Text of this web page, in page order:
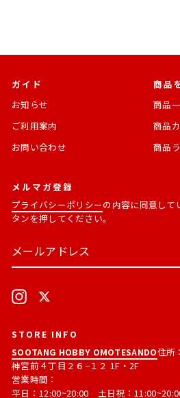
ガイド
お知らせ
ご利用案内
お問い合わせ
商品
商品
商品
商品
メルマガ登録
プライバシーポリシーの内容に同意して
タンを押してください。
ー
レ
ス
読
Instagram
STORE INFO
SOOTANG HOBBY OMOTESANDO住所
神宮前４丁目２６−１２ 1F・2F
営業時間：
平日：12:00~20:00 土日祝：